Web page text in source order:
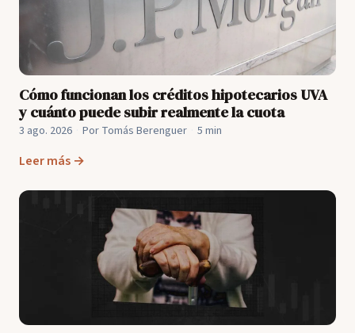
Cómo funcionan los créditos hipotecarios UVA
y cuánto puede subir realmente la cuota
3 ago. 2026 Por Tomás Berenguer 5 min
Leer más →